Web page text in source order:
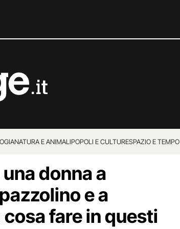
NATURA E ANIMALIPOPOLI E CULTURESPAZIO E TEMPO
donna a
e a
fare in questi